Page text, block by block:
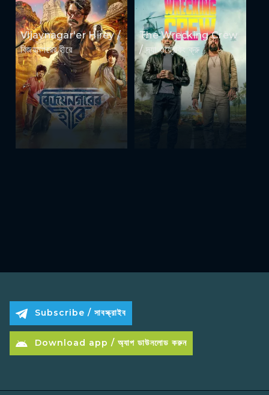
Vijaynagar'er Hirey /
বিজয়নগরের হীরে
The Wrecking Crew
/ দ্যা ওয়্রেকিং ক্রু
Subscribe / সাবস্ক্রাইব
Download app / অ্যাপ ডাউনলোড করুন